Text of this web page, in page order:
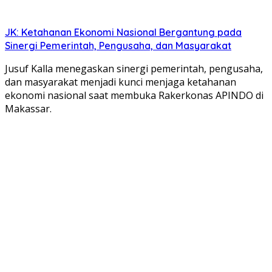
JK: Ketahanan Ekonomi Nasional Bergantung pada
Sinergi Pemerintah, Pengusaha, dan Masyarakat
Jusuf Kalla menegaskan sinergi pemerintah, pengusaha,
dan masyarakat menjadi kunci menjaga ketahanan
ekonomi nasional saat membuka Rakerkonas APINDO di
Makassar.